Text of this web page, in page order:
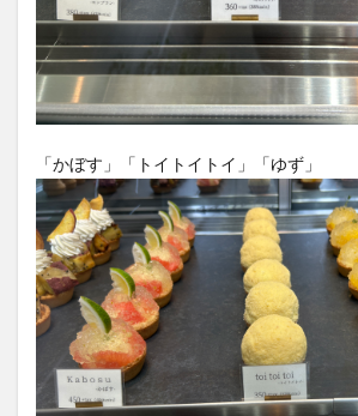
「かぼす」「トイトイトイ」「ゆず」